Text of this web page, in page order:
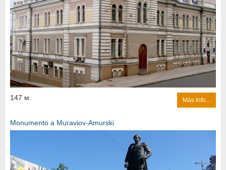
147 м. Más Info...
Monumento a Muraviov-Amurski